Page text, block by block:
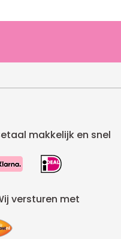
makkelijk en snel
versturen met